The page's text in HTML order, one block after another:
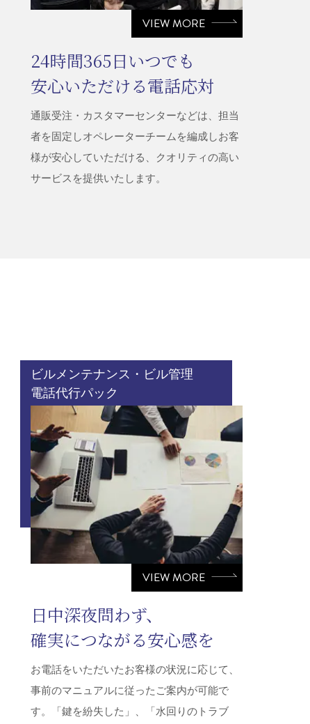
VIEW MORE
24時間365日いつでも
安心いただける電話応対
通販受注・カスタマーセンターなどは、担当
者を固定しオペレーターチームを編成しお客
様が安心していただける、クオリティの高い
サービスを提供いたします。
ビルメンテナンス・ビル管理
電話代行パック
VIEW MORE
日中深夜問わず、
確実につながる安心感を
お電話をいただいたお客様の状況に応じて、
事前のマニュアルに従ったご案内が可能で
す。「鍵を紛失した」、「水回りのトラブ